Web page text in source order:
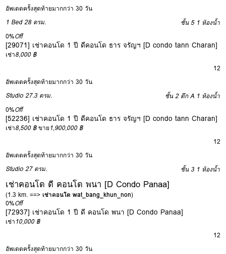
อัพเดตครั้งสุดท้ายมากกว่า 30 วัน
1 Bed 28 ตรม. ชั้น 5 1 ห้องน้ำ
0%Off
[29071] เช่าคอนโด 1 ปี ดีคอนโด ธาร จรัญฯ [D condo tann Charan]
เช่า8,000 ฿
12
อัพเดตครั้งสุดท้ายมากกว่า 30 วัน
Studio 27.3 ตรม. ชั้น 2 ตึก A 1 ห้องน้ำ
0%Off
[52236] เช่าคอนโด 1 ปี ดีคอนโด ธาร จรัญฯ [D condo tann Charan]
เช่า8,500 ฿ ขาย1,900,000 ฿
12
อัพเดตครั้งสุดท้ายมากกว่า 30 วัน
Studio 27 ตรม. ชั้น 3 1 ห้องน้ำ
เช่าคอนโด ดี คอนโด พนา [D Condo Panaa]
(1.3 km. ==>เช่าคอนโด wat_bang_khun_non)
0%Off
[72937] เช่าคอนโด 1 ปี ดี คอนโด พนา [D Condo Panaa]
เช่า10,000 ฿
12
อัพเดตครั้งสุดท้ายมากกว่า 30 วัน